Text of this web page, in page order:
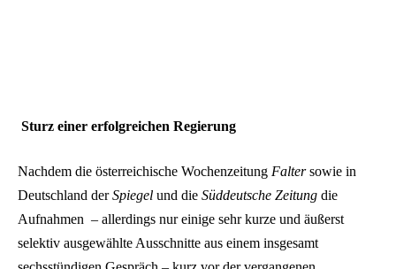
Sturz einer erfolgreichen Regierung
Nachdem die österreichische Wochenzeitung Faltersowie in
Deutschland derSpiegel und die Süddeutsche Zeitung die
Aufnahmen – allerdings nur einige sehr kurze und äußerst
selektiv ausgewählte Ausschnitte aus einem insgesamt